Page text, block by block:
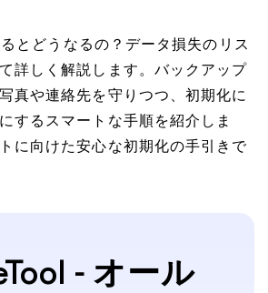
とどうなるの？データ損失のリス
詳しく解説します。バックアップ
真や連絡先を守りつつ、初期化に
するスマートな手順を紹介しま
に向けた安心な初期化の手引きで
- オール